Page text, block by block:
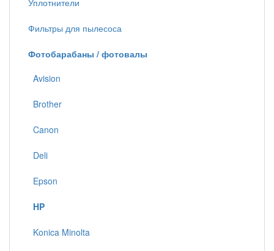
Уплотнители
Фильтры для пылесоса
Фотобарабаны / фотовалы
Avision
Brother
Canon
Deli
Epson
HP
Konica Minolta